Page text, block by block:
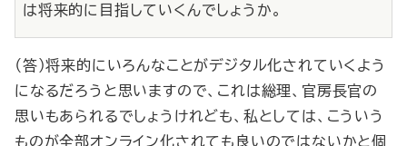
は将来的に目指していくんでしょうか。
（答）将来的にいろんなことがデジタル化されていくよう
になるだろうと思いますので、これは総理、官房長官の
思いもあられるでしょうけれども、私としては、こういう
ものが全部オンライン化されても良いのではないかと個